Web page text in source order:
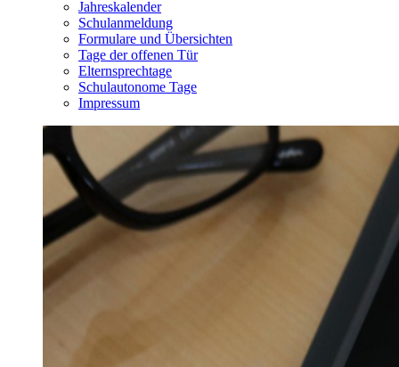
Jahreskalender
Schulanmeldung
Formulare und Übersichten
Tage der offenen Tür
Elternsprechtage
Schulautonome Tage
Impressum